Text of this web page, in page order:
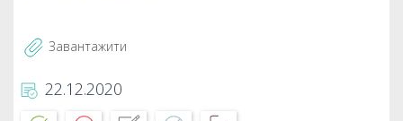
Завантажити
22.12.2020